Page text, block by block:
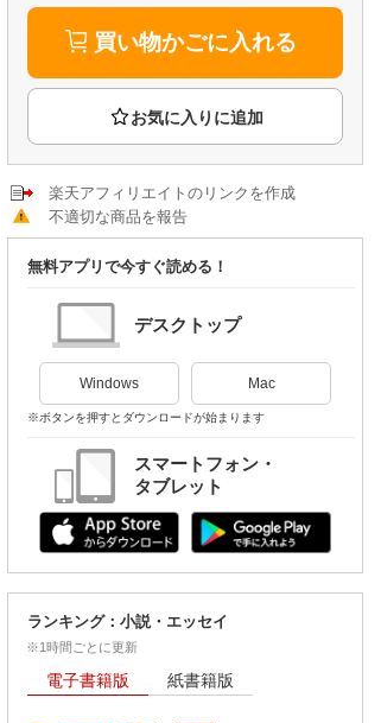
チケット
楽天チケット
推し楽
買い物かごに入れる
楽天アフィリエイトのリンクを作成
不適切な商品を報告
無料アプリで今すぐ読める！
デスクトップ
Windows Mac
※ボタンを押すとダウンロードが始まります
スマートフォン・
タブレット
ランキング：小説・エッセイ
※1時間ごとに更新
電子書籍版 紙書籍版